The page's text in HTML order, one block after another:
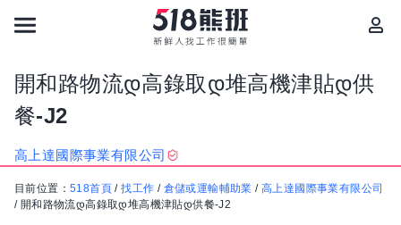
開和路物流დ高錄取დ堆高機津貼დ供
餐-J2
高上達國際事業有限公司
目前位置： 518首頁 /找工作 / 倉儲或運輸輔助業 /高上達國際事業有限公司
/ 開和路物流დ高錄取დ堆高機津貼დ供餐-J2